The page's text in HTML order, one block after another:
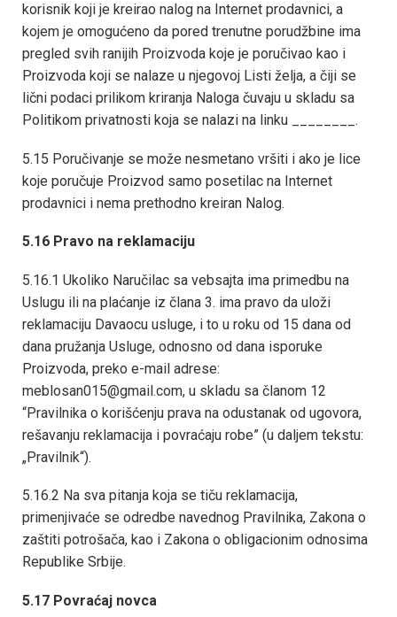
korisnik koji je kreirao nalog na Internet prodavnici, a
kojem je omogućeno da pored trenutne porudžbine ima
pregled svih ranijih Proizvoda koje je poručivao kao i
Proizvoda koji se nalaze u njegovoj Listi želja, a čiji se
lični podaci prilikom kriranja Naloga čuvaju u skladu sa
Politikom privatnosti koja se nalazi na linku ________.
5.15 Poručivanje se može nesmetano vršiti i ako je lice
koje poručuje Proizvod samo posetilac na Internet
prodavnici i nema prethodno kreiran Nalog.
5.16 Pravo na reklamaciju
5.16.1 Ukoliko Naručilac sa vebsajta ima primedbu na
Uslugu ili na plaćanje iz člana 3. ima pravo da uloži
reklamaciju Davaocu usluge, i to u roku od 15 dana od
dana pružanja Usluge, odnosno od dana isporuke
Proizvoda, preko e-mail adrese:
meblosan015@gmail.com, u skladu sa članom 12
“Pravilnika o korišćenju prava na odustanak od ugovora,
rešavanju reklamacija i povraćaju robe” (u daljem tekstu:
„Pravilnik“).
5.16.2 Na sva pitanja koja se tiču reklamacija,
primenjivaće se odredbe navednog Pravilnika, Zakona o
zaštiti potrošača, kao i Zakona o obligacionim odnosima
Republike Srbije.
5.17 Povraćaj novca